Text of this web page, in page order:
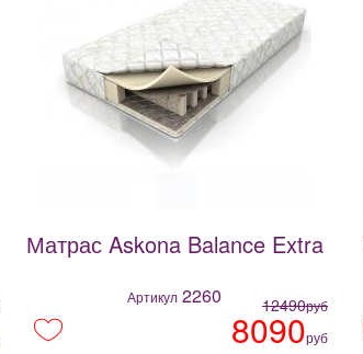
Матрас Askona Balance Extra
Артикул 2260 12490руб
8090руб